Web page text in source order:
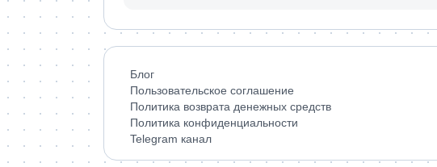
Блог
Пользовательское соглашение
Политика возврата денежных средств
Политика конфиденциальности
Telegram канал